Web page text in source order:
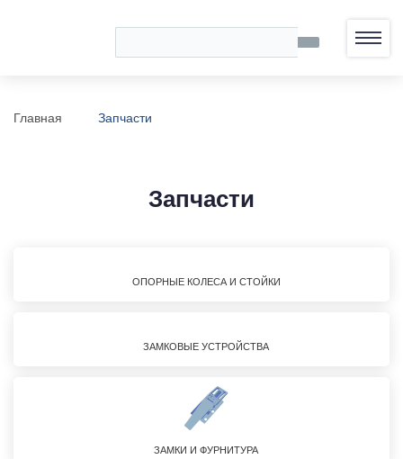
Главная Запчасти
Запчасти
ОПОРНЫЕ КОЛЕСА И СТОЙКИ
ЗАМКОВЫЕ УСТРОЙСТВА
ЗАМКИ И ФУРНИТУРА